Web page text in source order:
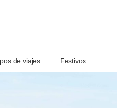
de viajes Festivos